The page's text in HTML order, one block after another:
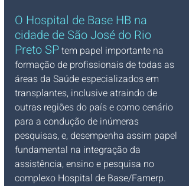
O Hospital de Base HB na
cidade de São José do Rio
Preto SP tem papel importante na
formação de profissionais de todas as
áreas da Saúde especializados em
transplantes, inclusive atraindo de
outras regiões do país e como cenário
para a condução de inúmeras
pesquisas, e, desempenha assim papel
fundamental na integração da
assistência, ensino e pesquisa no
complexo Hospital de Base/Famerp.